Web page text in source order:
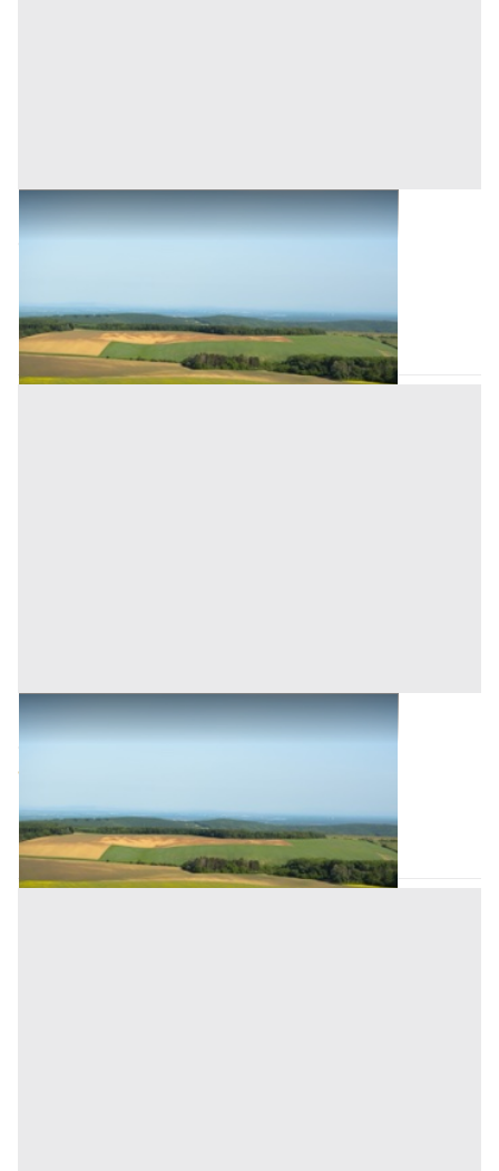
Terreni all'asta a Padova
Codice asta:AJ7347957
Asta chiusa
Terreni all'asta a Padova
8.220 €
Codice asta:AJ7347958
Asta chiusa